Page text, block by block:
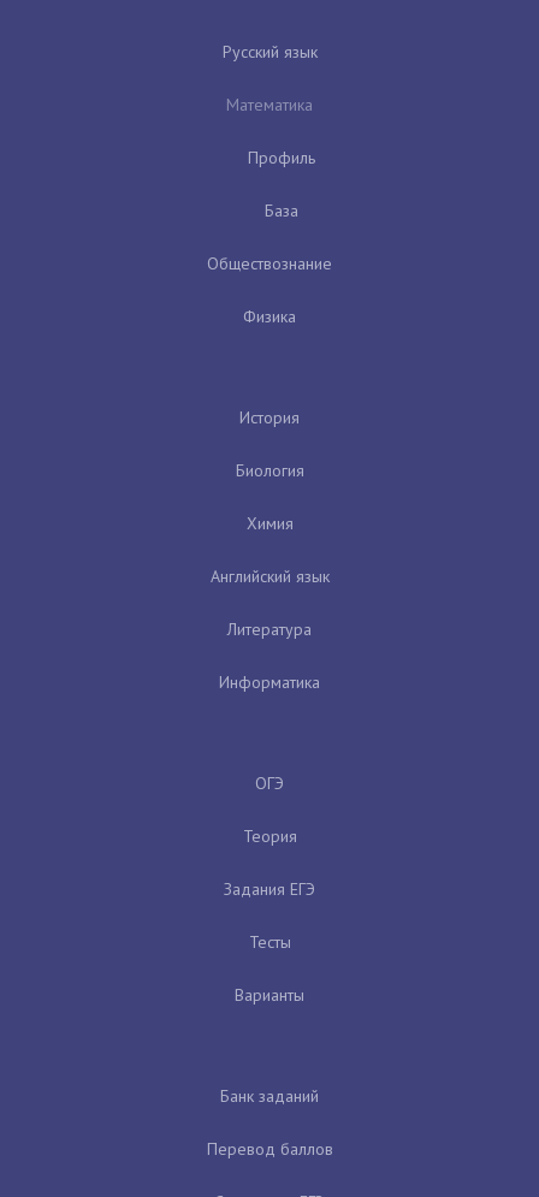
Русский язык
Математика
Профиль
База
Обществознание
Физика
История
Биология
Химия
Английский язык
Литература
Информатика
ОГЭ
Теория
Задания ЕГЭ
Тесты
Варианты
Банк заданий
Перевод баллов